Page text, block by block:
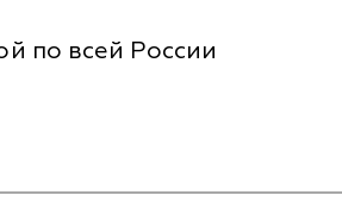
по всей России